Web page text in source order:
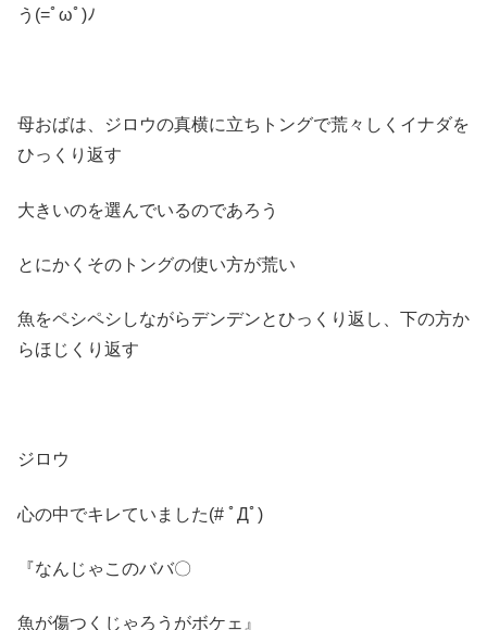
う(=ﾟωﾟ)ﾉ
母おばは、ジロウの真横に立ちトングで荒々しくイナダを
ひっくり返す
大きいのを選んでいるのであろう
とにかくそのトングの使い方が荒い
魚をペシペシしながらデンデンとひっくり返し、下の方か
らほじくり返す
ジロウ
心の中でキレていました(# ﾟДﾟ)
『なんじゃこのババ〇
魚が傷つくじゃろうがボケェ』